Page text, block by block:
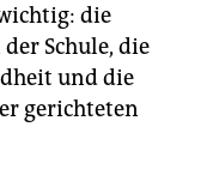
die
Schule, die
und die
gerichteten